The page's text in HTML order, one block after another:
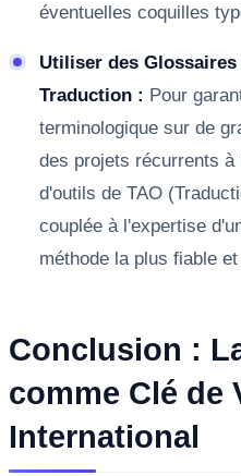
éventuelles coquilles
Utiliser des
Traduction : Pour
terminologique sur de
des projets récurrents
d'outils de TAO
couplée à l'expertise
méthode la plus fiable
Conclusion :
comme Clé de
International